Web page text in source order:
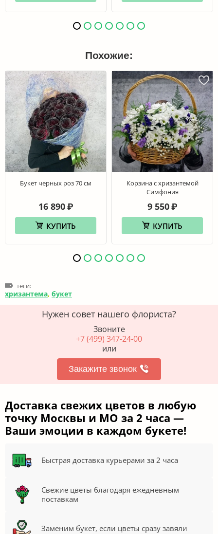
Похожие:
Букет черных роз 70 см
16 890 ₽
КУПИТЬ
Корзина с хризантемой
Симфония
9 550 ₽
КУПИТЬ
теги:
хризантема, букет
Нужен совет нашего флориста?
Звоните
+7 (499) 347-24-00
или
Закажите звонок
Доставка свежих цветов в любую
точку Москвы и МО за 2 часа —
Ваши эмоции в каждом букете!
Быстрая доставка курьерами за 2 часа
Свежие цветы благодаря ежедневным
поставкам
Заменим букет, если цветы сразу завяли